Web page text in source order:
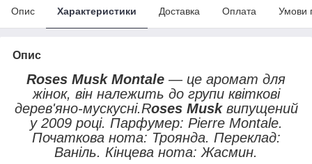
Опис Характеристики Доставка Оплата Умови
Опис
Roses Musk Montale — це аромат для
жінок, він належить до групи квіткові
дерев'яно-мускусні.Roses Musk випущений
у 2009 році. Парфумер: Pierre Montale.
Початкова нота: Троянда. Переклад:
Ваніль. Кінцева нота: Жасмин.